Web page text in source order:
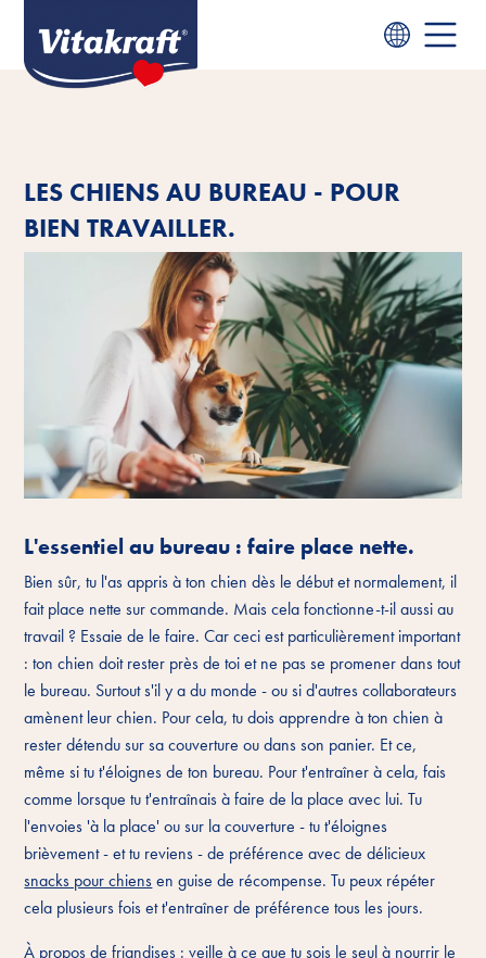
LES CHIENS AU BUREAU - POUR
BIEN TRAVAILLER.
L'essentiel au bureau : faire place nette.
Bien sûr, tu l'as appris à ton chien dès le début et normalement, il
fait place nette sur commande. Mais cela fonctionne-t-il aussi au
travail ? Essaie de le faire. Car ceci est particulièrement important
: ton chien doit rester près de toi et ne pas se promener dans tout
le bureau. Surtout s'il y a du monde - ou si d'autres collaborateurs
amènent leur chien. Pour cela, tu dois apprendre à ton chien à
rester détendu sur sa couverture ou dans son panier. Et ce,
même si tu t'éloignes de ton bureau. Pour t'entraîner à cela, fais
comme lorsque tu t'entraînais à faire de la place avec lui. Tu
l'envoies 'à la place' ou sur la couverture - tu t'éloignes
brièvement - et tu reviens - de préférence avec de délicieux
snacks pour chiensen guise de récompense. Tu peux répéter
cela plusieurs fois et t'entraîner de préférence tous les jours.
À propos de friandises : veille à ce que tu sois le seul à nourrir le